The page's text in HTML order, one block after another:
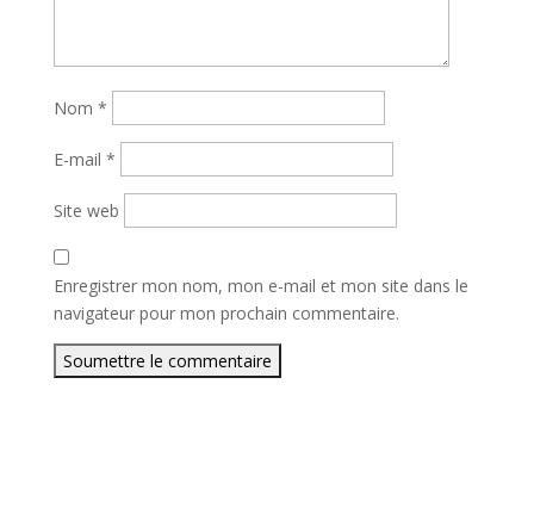
Nom *
E-mail *
Site web
Enregistrer mon nom, mon e-mail et mon site dans le
navigateur pour mon prochain commentaire.
Soumettre le commentaire